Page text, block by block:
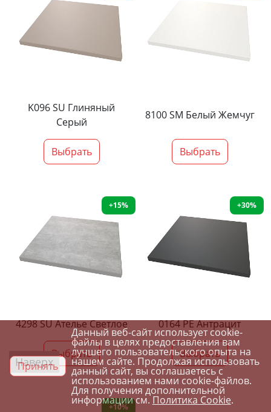
K096 SU Глиняный
Серый
Выбрать
8100 SM Белый Жемчуг
Выбрать
+15%
4298 SU Ателье Светлое
Выбрать
+30%
0164 PE Антрацит
Выбрать
+10%
Наверх
Принять
Данный веб-сайт использует cookie-
файлы в целях предоставления вам
лучшего пользовательского опыта на
нашем сайте. Продолжая использовать
данный сайт, вы соглашаетесь с
использованием нами cookie-файлов.
Для получения дополнительной
информации см.Политика Cookie.